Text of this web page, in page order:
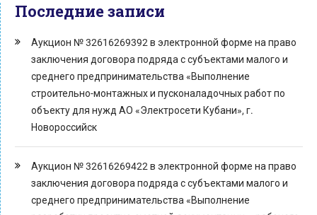
Последние записи
Аукцион № 32616269392 в электронной форме на право
заключения договора подряда с субъектами малого и
среднего предпринимательства «Выполнение
строительно-монтажных и пусконаладочных работ по
объекту для нужд АО «Электросети Кубани», г.
Новороссийск
Аукцион № 32616269422 в электронной форме на право
заключения договора подряда с субъектами малого и
среднего предпринимательства «Выполнение